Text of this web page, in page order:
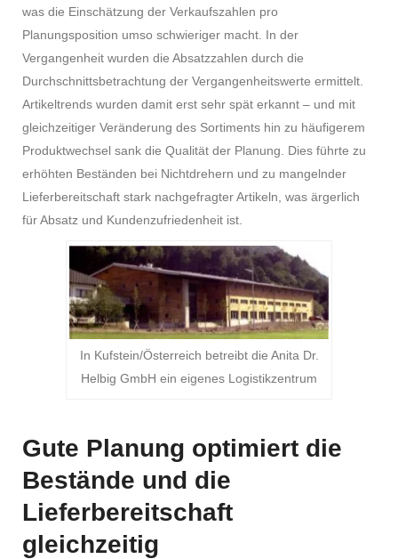
was die Einschätzung der Verkaufszahlen pro
Planungsposition umso schwieriger macht. In der
Vergangenheit wurden die Absatzzahlen durch die
Durchschnittsbetrachtung der Vergangenheitswerte ermittelt.
Artikeltrends wurden damit erst sehr spät erkannt – und mit
gleichzeitiger Veränderung des Sortiments hin zu häufigerem
Produktwechsel sank die Qualität der Planung. Dies führte zu
erhöhten Beständen bei Nichtdrehern und zu mangelnder
Lieferbereitschaft stark nachgefragter Artikeln, was ärgerlich
für Absatz und Kundenzufriedenheit ist.
In Kufstein/Österreich betreibt die Anita Dr.
Helbig GmbH ein eigenes Logistikzentrum
Gute Planung optimiert die
Bestände und die
Lieferbereitschaft
gleichzeitig